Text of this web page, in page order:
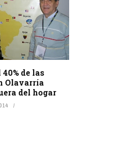
de las
Olavarría
del hogar